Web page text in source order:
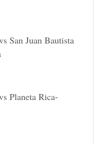
San Juan Bautista
Planeta Rica-